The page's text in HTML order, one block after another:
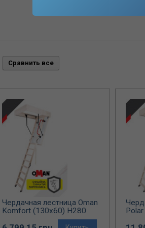
Чердачная лестница Oman
Komfort (130x60) H280